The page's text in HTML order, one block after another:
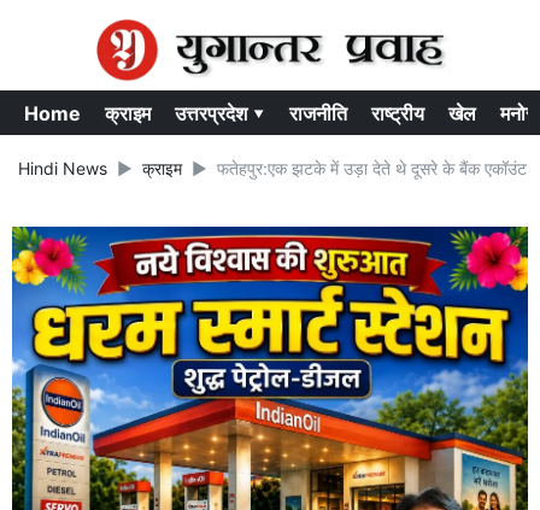
Home क्राइम उत्तरप्रदेश ▾ राजनीति राष्ट्रीय खेल
Hindi News क्राइम फतेहपुर:एक झटके में उड़ा देते थे दूसरे के बैंक एकॉउंट से